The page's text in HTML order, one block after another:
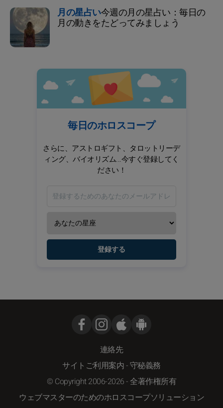
月の星占い今週の月の星占い：毎日の
月の動きをたどってみましょう
毎日のホロスコープ
さらに、アストロギフト、タロットリーデ
ィング、バイオリズム...今すぐ登録してく
ださい！
登録する
連絡先
サイトご利用案内-守秘義務
© Copyright 2006-2026 - 全著作権所有
ウェブマスターのためのホロスコープソリューション